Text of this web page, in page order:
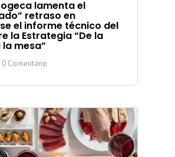
lamenta el
retraso en
el informe técnico del
la Estrategia “De la
mesa”
0 Comentario